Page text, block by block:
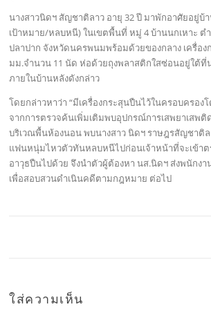
นางสาวนิดฯ สัญชาติลาว อายุ 32 ปี มาพักอาศัยอยู่
เป้าหมาย/หลบหนี) ในเขตพื้นที่ หมู่ 4 บ้านนกเหาะ ต
ปลาปาก จังหวัดนครพนมพร้อมด้วยของกลาง เครื่อง
มม.จำนวน 11 นัด ห่อด้วยถุงพลาสติกใสซ่อนอยู่ใต้
ภายในบ้านหลังดังกล่าว
โดยกล่าวหาว่า “มีเครื่องกระสุนปืนไว้ในครอบครอ
จากการตรวจค้นเพิ่มเติมพบอุปกรณ์การเสพยาเสพติ
บริเวณพื้นห้องนอน พบนางสาว นิดฯ ราษฎรสัญชาติล
แฟนหนุ่มไหวตัวทันหลบหนีไปก่อนเจ้าหน้าที่จะเข้า
อาวุธปืนไปด้วย จึงนำตัวผู้ต้องหา นส.นิดฯ ส่งพนักง
เพื่อสอบสวนดำเนินคดีตามกฎหมาย ต่อไป
ใส่ความเห็น